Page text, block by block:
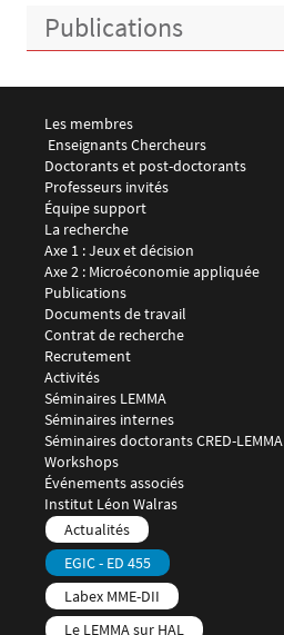
Publications
Menu footer LEMMA 1
Les membres
Enseignants Chercheurs
Doctorants et post-doctorants
Professeurs invités
Équipe support
Menu footer LEMMA 2
La recherche
Axe 1 : Jeux et décision
Axe 2 : Microéconomie appliquée
Publications
Documents de travail
Contrat de recherche
Recrutement
Menu footer LEMMA 3
Activités
Séminaires LEMMA
Séminaires internes
Séminaires doctorants CRED-LEMMA
Workshops
Événements associés
Menu footer LEMMA 4
Institut Léon Walras
Menu footer LEMMA 5
Actualités
EGIC - ED 455
Labex MME-DII
Le LEMMA sur HAL